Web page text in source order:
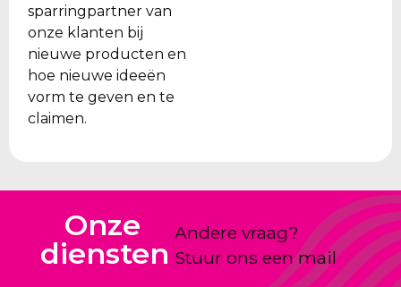
sparringpartner van
onze klanten bij
nieuwe producten en
hoe nieuwe ideeën
vorm te geven en te
claimen.
Onze
diensten
Andere vraag?
Stuur ons een mail